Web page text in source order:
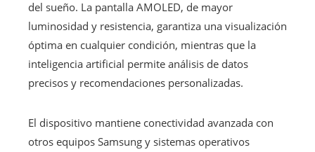
del sueño. La pantalla AMOLED, de mayor
luminosidad y resistencia, garantiza una visualización
óptima en cualquier condición, mientras que la
inteligencia artificial permite análisis de datos
precisos y recomendaciones personalizadas.
El dispositivo mantiene conectividad avanzada con
otros equipos Samsung y sistemas operativos